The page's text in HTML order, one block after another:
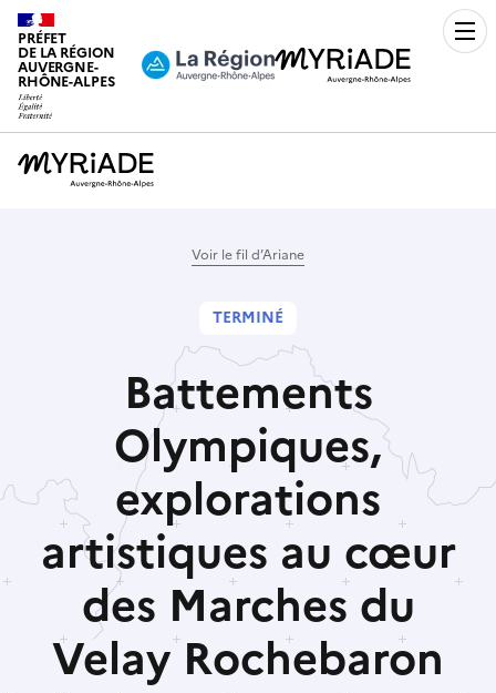
PRÉFET
DE LA RÉGION
AUVERGNE-
RHÔNE-ALPES
Voir le fil d’Ariane
TERMINÉ
Battements
Olympiques,
explorations
artistiques au cœur
des Marches du
Velay Rochebaron